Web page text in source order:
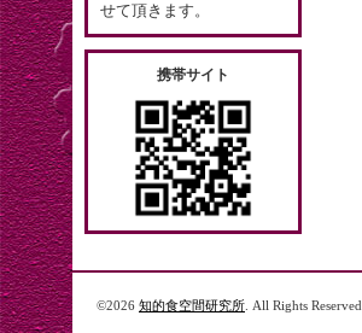
せて頂きます。
携帯サイト
©2026 知的食空間研究所 . All Rights Reserved.